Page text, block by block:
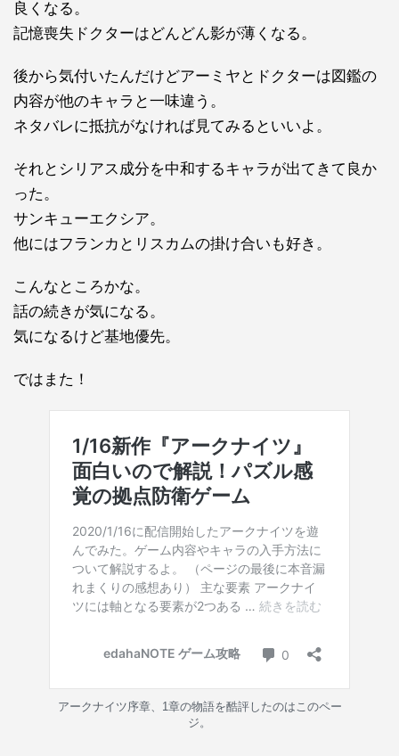
良くなる。
記憶喪失ドクターはどんどん影が薄くなる。
後から気付いたんだけどアーミヤとドクターは図鑑の
内容が他のキャラと一味違う。
ネタバレに抵抗がなければ見てみるといいよ。
それとシリアス成分を中和するキャラが出てきて良か
った。
サンキューエクシア。
他にはフランカとリスカムの掛け合いも好き。
こんなところかな。
話の続きが気になる。
気になるけど基地優先。
ではまた！
アークナイツ序章、1章の物語を酷評したのはこのペー
ジ。